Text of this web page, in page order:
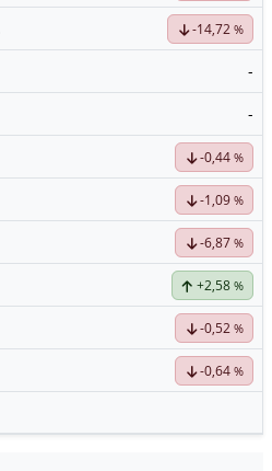
-14,72 %
-
-
-0,44 %
-1,09 %
-6,87 %
+2,58 %
-0,52 %
-0,64 %